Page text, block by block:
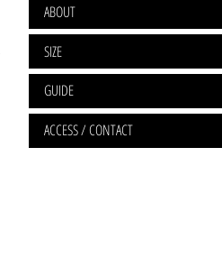
ABOUT
SIZE
GUIDE
ACCESS / CONTACT